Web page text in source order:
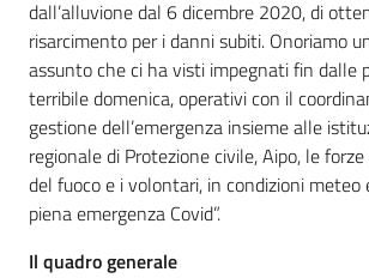
dall’alluvione dal 6 dicembre 2020, di
risarcimento per i danni subiti. Onoriamo
assunto che ci ha visti impegnati fin dalle
terribile domenica, operativi con il
gestione dell’emergenza insieme alle
regionale di Protezione civile, Aipo, le forze
del fuoco e i volontari, in condizioni meteo
piena emergenza Covid”.
Il quadro generale